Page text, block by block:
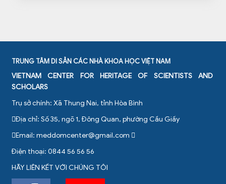
TRUNG TÂM DI SẢN CÁC NHÀ KHOA HỌC VIỆT NAM
VIETNAM CENTER FOR HERITAGE OF SCIENTISTS AND
SCHOLARS
Trụ sở chính: Xã Thung Nai, tỉnh Hòa Bình
Địa chỉ: Số 35, ngõ 1, Đông Quan, phường Cầu Giấy
Email: meddomcenter@gmail.com
Điện thoại: 0844 56 56 56
HÃY LIÊN KẾT VỚI CHÚNG TÔI